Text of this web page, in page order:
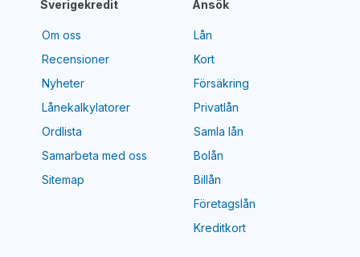
Sverigekredit
Om oss
Recensioner
Nyheter
Lånekalkylatorer
Ordlista
Samarbeta med oss
Sitemap
Ansök
Lån
Kort
Försäkring
Privatlån
Samla lån
Bolån
Billån
Företagslån
Kreditkort